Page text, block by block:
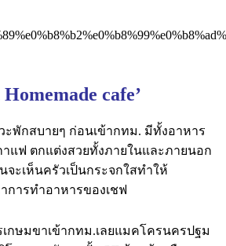
cafe’
ะพักสบายๆ ก่อนเข้ากทม. มีทั้งอาหาร
แฟ ตกแต่งสวยทั้งภายในและภายนอก
จะเห็นครัวเป็นกระจกใสทำให้
การทำอาหารของเชฟ
เกษมขาเข้ากทม.เลยแมคโครนครปฐม